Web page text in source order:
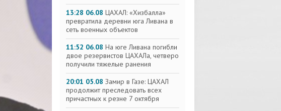
13:28 06.08 ЦАХАЛ: «Хизбалла»
превратила деревни юга Ливана в
сеть военных объектов
11:52 06.08 На юге Ливана погибли
двое резервистов ЦАХАЛа, четверо
получили тяжелые ранения
20:01 05.08 Замир в Газе: ЦАХАЛ
продолжит преследовать всех
причастных к резне 7 октября